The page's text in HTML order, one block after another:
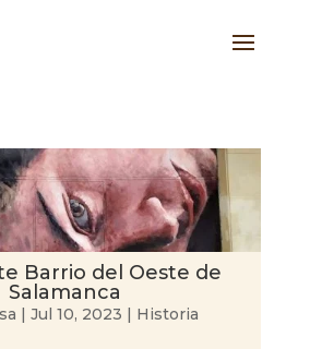
Barrio del Oeste de
Salamanca
|Jul 10, 2023 | Historia